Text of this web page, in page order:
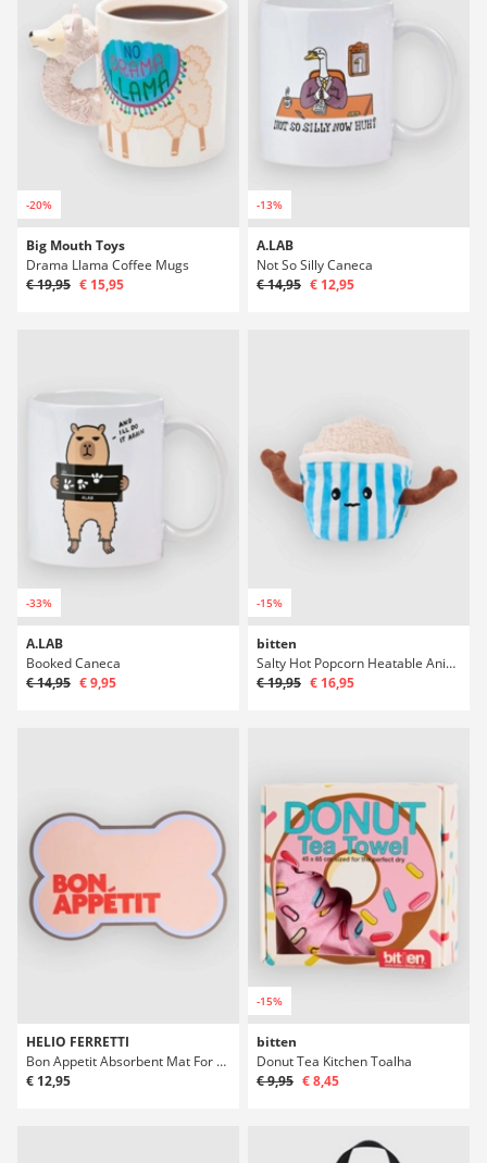
-20%
Big Mouth Toys
Drama Llama Coffee Mugs
€ 19,95 € 15,95
-13%
A.LAB
Not So Silly Caneca
€ 14,95 € 12,95
-33%
A.LAB
Booked Caneca
€ 14,95 € 9,95
-15%
bitten
Salty Hot Popcorn Heatable Animal Almofada
€ 19,95 € 16,95
HELIO FERRETTI
Bon Appetit Absorbent Mat For Dog Tigela Floor Mat
€ 12,95
-15%
bitten
Donut Tea Kitchen Toalha
€ 9,95 € 8,45